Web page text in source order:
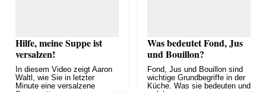
Hilfe, meine Suppe ist
versalzen!
In diesem Video zeigt Aaron
Waltl, wie Sie in letzter
Minute eine versalzene
Was bedeutet Fond, Jus
und Bouillon?
Fond, Jus und Bouillon sind
wichtige Grundbegriffe in der
Küche. Was sie bedeuten und